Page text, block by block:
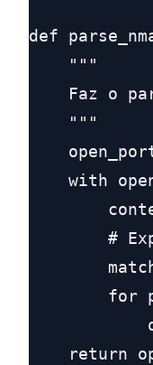
def
    """
Faz o
    """
with
#
for
return